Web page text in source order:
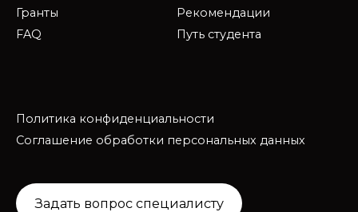
Гранты
FAQ
Рекомендации
Путь студента
Политика конфиденциальности
Соглашение обработки персональных данных
Задать вопрос специалисту